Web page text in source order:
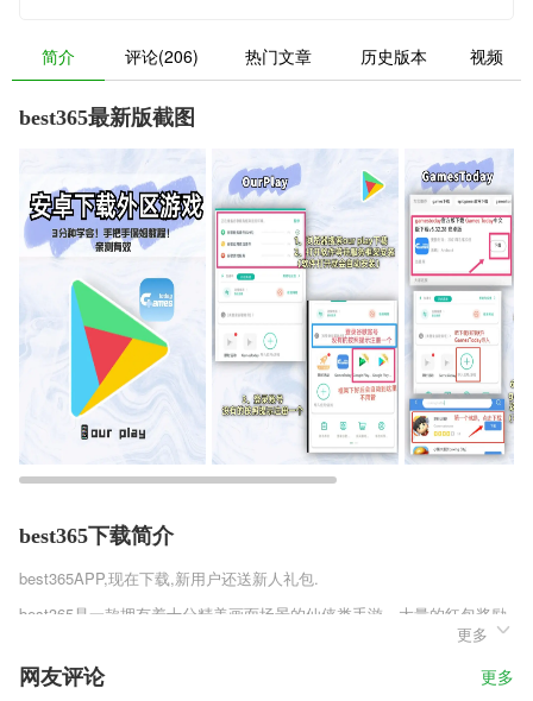
简介 评论(206) 热门文章 历史版本 视频
best365最新版截图
best365下载简介
best365APP,现在下载,新用户还送新人礼包.
best365是一款拥有着十分精美画面场景的仙侠类手游。大量的红包奖励
均能让玩家免费领取，更能在升级的过程中领取到相应的红包，让你能够
享受边升级边赚钱的快乐。游戏更有十分独特的故事情节，让你能够更好
的融入其中，体会到这个世界的真实，找寻世界的真相。
更多
网友评论 更多